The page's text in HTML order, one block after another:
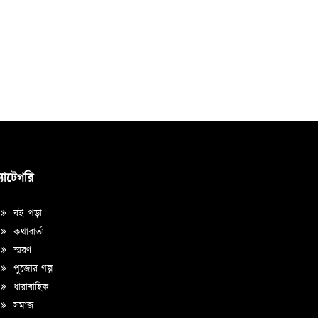
বই পড়া
কথাবার্তা
স্মরণ
পুজোর গল্প
ধারাবাহিক
সমাজ